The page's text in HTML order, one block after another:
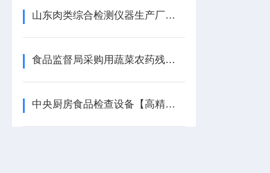
山东肉类综合检测仪器生产厂家【重磅推荐】肉类综合检测仪
食品监督局采购用蔬菜农药残留检测仪生产厂家哪家好【品牌推荐】山东天研
中央厨房食品检查设备【高精度检测】中央厨房食品检查设备